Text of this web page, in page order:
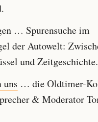
… Spurensuche im
der Autowelt:
und Zeitgeschichte.
uns … die Oldtimer-
& Moderator